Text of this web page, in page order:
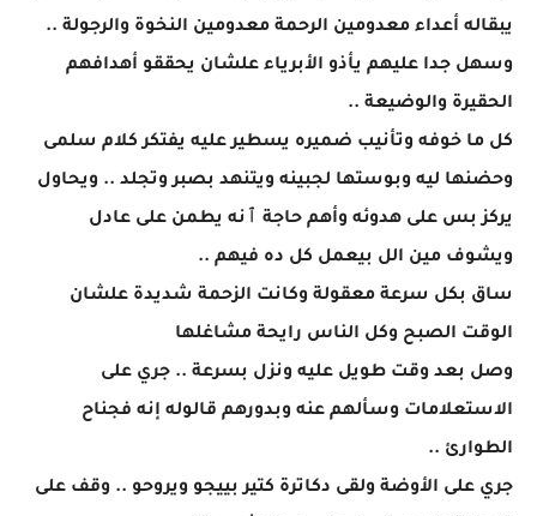
يبقاله أعداء معدومين الرحمة معدومين النخوة والرجولة ..
وسهل جدا عليهم يأذو الأبرياء علشان يحققو أهدافهم
الحقيرة والوضيعة ..
كل ما خوفه وتأنيب ضميره يسطير عليه يفتكر كلام سلمى
وحضنها ليه وبوستها لجبينه ويتنهد بصبر وتجلد .. ويحاول
يركز بس على هدوئه وأهم حاجة ٱنه يطمن على عادل
ويشوف مين الل بيعمل كل ده فيهم ..
ساق بكل سرعة معقولة وكانت الزحمة شديدة علشان
الوقت الصبح وكل الناس رايحة مشاغلها
وصل بعد وقت طويل عليه ونزل بسرعة .. جري على
الاستعلامات وسألهم عنه وبدورهم قالوله إنه فجناح
الطوارئ ..
جري على الأوضة ولقى دكاترة كتير بييجو ويروحو .. وقف على